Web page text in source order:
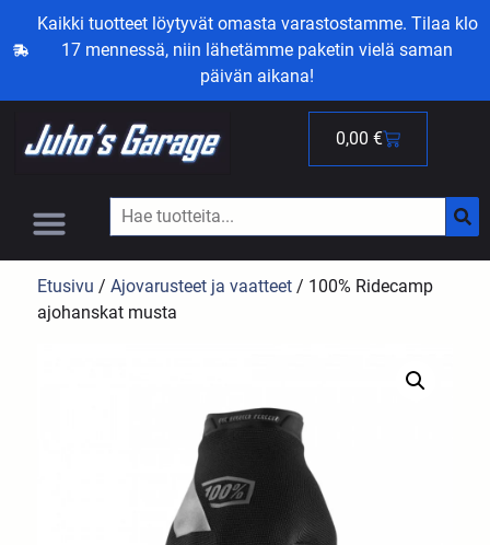
Kaikki tuotteet löytyvät omasta varastostamme. Tilaa klo
17 mennessä, niin lähetämme paketin vielä saman
päivän aikana!
0,00 €
Etusivu /Ajovarusteet ja vaatteet / 100% Ridecamp
ajohanskat musta